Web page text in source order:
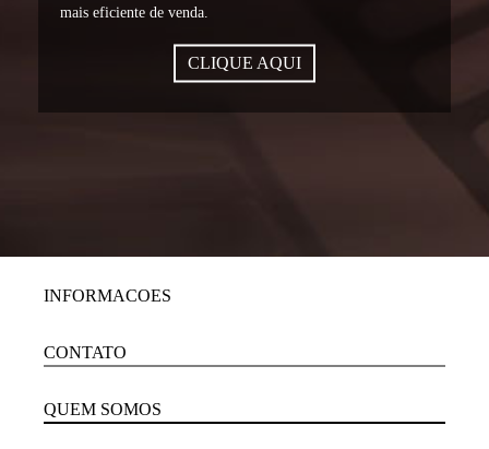
mais eficiente de venda.
CLIQUE AQUI
INFORMACOES
CONTATO
QUEM SOMOS